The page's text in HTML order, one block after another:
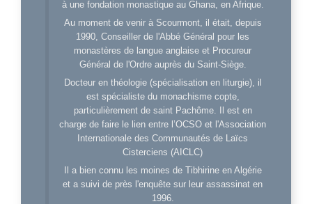
à une fondation monastique au Ghana, en Afrique.
Au moment de venir à Scourmont, il était, depuis
1990, Conseiller de l'Abbé Général pour les
monastères de langue anglaise et Procureur
Général de l'Ordre auprès du Saint-Siège.
Docteur en théologie (spécialisation en liturgie), il
est spécialiste du monachisme copte,
particulièrement de saint Pachôme. Il est en
charge de faire le lien entre l’OCSO et l'Association
Internationale des Communautés de Laïcs
Cisterciens (AICLC)
Il a bien connu les moines de Tibhirine en Algérie
et a suivi de près l'enquête sur leur assassinat en
1996.